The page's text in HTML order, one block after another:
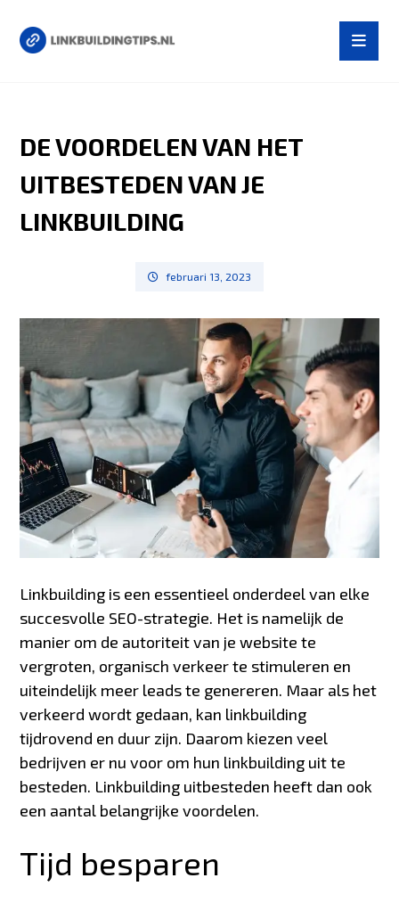
DE VOORDELEN VAN HET
UITBESTEDEN VAN JE
LINKBUILDING
februari 13, 2023
Linkbuilding is een essentieel onderdeel van elke
succesvolle SEO-strategie. Het is namelijk de
manier om de autoriteit van je website te
vergroten, organisch verkeer te stimuleren en
uiteindelijk meer leads te genereren. Maar als het
verkeerd wordt gedaan, kan linkbuilding
tijdrovend en duur zijn. Daarom kiezen veel
bedrijven er nu voor om hun linkbuilding uit te
besteden. Linkbuilding uitbesteden heeft dan ook
een aantal belangrijke voordelen.
Tijd besparen